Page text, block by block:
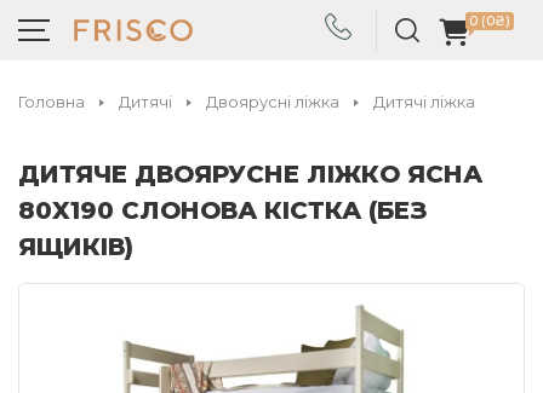
0 (0₴)
Головна Дитячі Двоярусні ліжка Дитячі ліжка
ДИТЯЧЕ ДВОЯРУСНЕ ЛІЖКО ЯСНА
80X190 СЛОНОВА КІСТКА (БЕЗ
ЯЩИКІВ)